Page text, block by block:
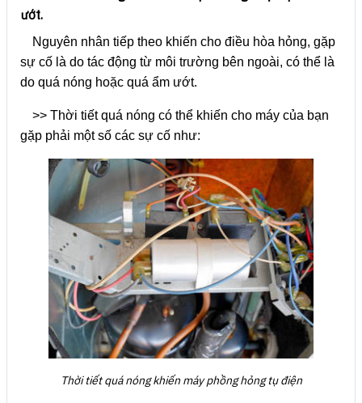
ướt.
Nguyên nhân tiếp theo khiến cho điều hòa hỏng, gặp
sự cố là do tác động từ môi trường bên ngoài, có thể là
do quá nóng hoặc quá ẩm ướt.
>> Thời tiết quá nóng có thể khiến cho máy của bạn
gặp phải một số các sự cố như:
Thời tiết quá nóng khiến máy phồng hỏng tụ điện